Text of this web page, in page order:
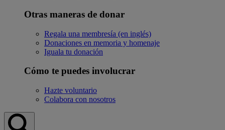
Otras maneras de donar
Regala una membresía (en inglés)
Donaciones en memoria y homenaje
Iguala tu donación
Cómo te puedes involucrar
Hazte voluntario
Colabora con nosotros